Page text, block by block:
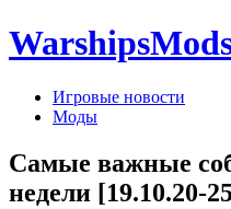
Игровые новости
Моды
Самые важные
недели [19.10.20-